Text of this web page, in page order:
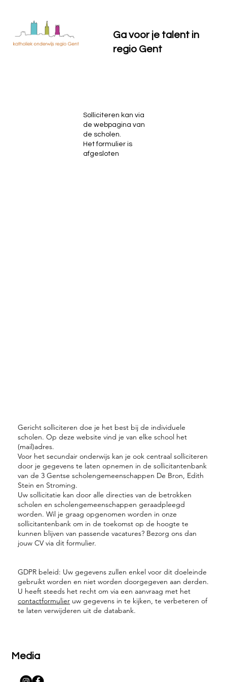
Ga voor je talent in
regio Gent
Gericht solliciteren doe je het best bij de individuele
scholen. Op deze website vind je van elke school het
(mail)adres.
Voor het secundair onderwijs kan je ook centraal solliciteren
door je gegevens te laten opnemen in de sollicitantenbank
van de 3 Gentse scholengemeenschappen De Bron, Edith
Stein en Stroming.
Uw sollicitatie kan door alle directies van de betrokken
scholen en scholengemeenschappen geraadpleegd
worden. Wil je graag opgenomen worden in onze
sollicitantenbank om in de toekomst op de hoogte te
kunnen blijven van passende vacatures? Bezorg ons dan
jouw CV via dit formulier.
GDPR beleid: Uw gegevens zullen enkel voor dit doeleinde
gebruikt worden en niet worden doorgegeven aan derden.
U heeft steeds het recht om via een aanvraag met het
contactformulier uw gegevens in te kijken, te verbeteren of
te laten verwijderen uit de databank.
Solliciteren kan via
de webpagina van
de scholen.
Het formulier is
afgesloten
Media